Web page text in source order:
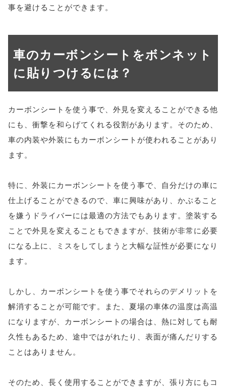
事を避けることができます。
車のカーボンシートをボンネット
に貼りつけるには？
カーボンシートを使う事で、外見を変えることができる他
にも、衝撃を和らげてくれる役割があります。そのため、
車の内装や外装にもカーボンシートが使われることがあり
ます。
特に、外装にカーボンシートを使う事で、自分だけの車に
仕上げることができるので、車に興味があり、かぶること
を嫌うドライバーには最適の方法でもあります。塗装する
ことで外見を変えることもできますが、技術が非常に必要
になる上に、ミスをしてしまうと大幅な証性が必要になり
ます。
しかし、カーボンシートを使う事でそれらのデメリットを
解消することが可能です。また、夏場の車体の温度は高温
になりますが、カーボンシートの場合は、熱に対しても耐
久性もあるため、途中ではがれたり、表面が痛んだりする
ことはありません。
そのため、長く使用することができますが、張り方にもコ